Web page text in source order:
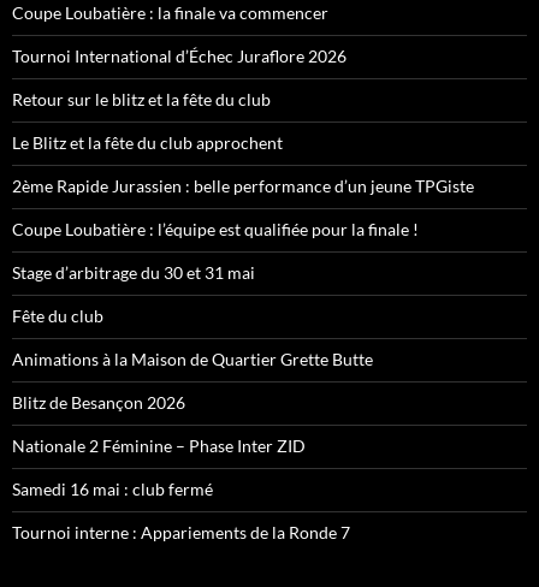
Coupe Loubatière : la finale va commencer
Tournoi International d’Échec Juraflore 2026
Retour sur le blitz et la fête du club
Le Blitz et la fête du club approchent
2ème Rapide Jurassien : belle performance d’un jeune TPGiste
Coupe Loubatière : l’équipe est qualifiée pour la finale !
Stage d’arbitrage du 30 et 31 mai
Fête du club
Animations à la Maison de Quartier Grette Butte
Blitz de Besançon 2026
Nationale 2 Féminine – Phase Inter ZID
Samedi 16 mai : club fermé
Tournoi interne : Appariements de la Ronde 7